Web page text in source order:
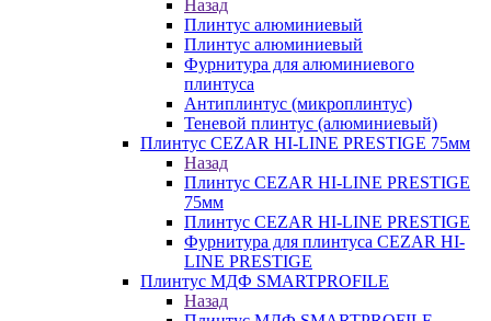
Назад
Плинтус алюминиевый
Плинтус алюминиевый
Фурнитура для алюминиевого
плинтуса
Антиплинтус (микроплинтус)
Теневой плинтус (алюминиевый)
Плинтус CEZAR HI-LINE PRESTIGE 75мм
Назад
Плинтус CEZAR HI-LINE PRESTIGE
75мм
Плинтус CEZAR HI-LINE PRESTIGE
Фурнитура для плинтуса CEZAR HI-
LINE PRESTIGE
Плинтус МДФ SMARTPROFILE
Назад